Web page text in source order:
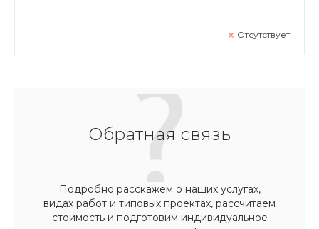
Отсутствует
Обратная связь
Подробно расскажем о наших услугах,
видах работ и типовых проектах, рассчитаем
стоимость и подготовим индивидуальное